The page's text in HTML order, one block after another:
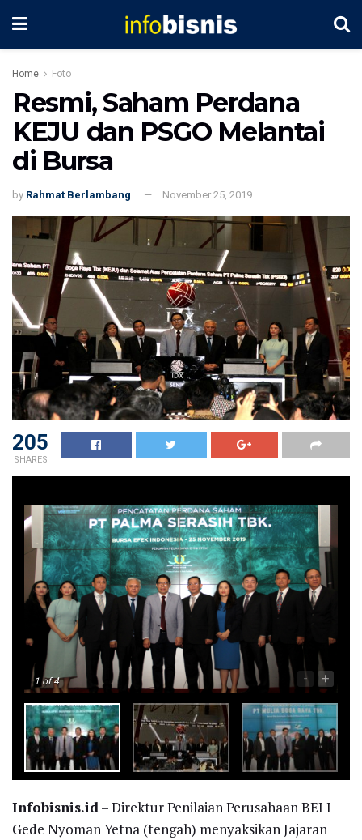
Home Foto
Resmi, Saham Perdana
KEJU dan PSGO Melantai
di Bursa
by Rahmat Berlambang November 25, 2019
205
SHARES
1of 4 - +
Infobisnis.id– Direktur Penilaian Perusahaan BEI I
Gede Nyoman Yetna (tengah) menyaksikan Jajaran